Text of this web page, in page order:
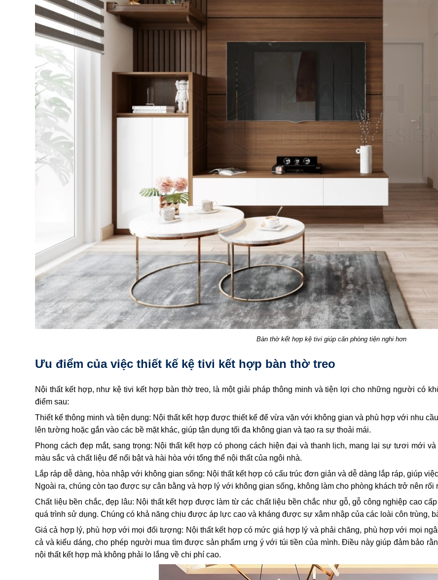
Bàn thờ kết hợp kệ tivi giúp căn phòng tiện nghi hơn
Ưu điểm của việc thiết kế kệ tivi kết hợp bàn thờ treo
Nội thất kết hợp, như kệ tivi kết hợp bàn thờ treo, là một giải pháp thông minh và tiện lợi cho những người có
điểm sau:
Thiết kế thông minh và tiện dụng: Nội thất kết hợp được thiết kế để vừa vặn với không gian và phù hợp với nhu
lên tường hoặc gắn vào các bề mặt khác, giúp tận dụng tối đa không gian và tạo ra sự thoải mái.
Phong cách đẹp mắt, sang trọng: Nội thất kết hợp có phong cách hiện đại và thanh lịch, mang lại sự tươi mới
màu sắc và chất liệu để nổi bật và hài hòa với tổng thể nội thất của ngôi nhà.
Lắp ráp dễ dàng, hòa nhập với không gian sống: Nội thất kết hợp có cấu trúc đơn giản và dễ dàng lắp ráp, giúp
Ngoài ra, chúng còn tạo được sự cân bằng và hợp lý với không gian sống, không làm cho phòng khách trở nên rối
Chất liệu bền chắc, đẹp lâu: Nội thất kết hợp được làm từ các chất liệu bền chắc như gỗ, gỗ công nghiệp cao
quá trình sử dụng. Chúng có khả năng chịu được áp lực cao và kháng được sự xâm nhập của các loài côn trùng,
Giá cả hợp lý, phù hợp với mọi đối tượng: Nội thất kết hợp có mức giá hợp lý và phải chăng, phù hợp với mọi
cả và kiểu dáng, cho phép người mua tìm được sản phẩm ưng ý với túi tiền của mình. Điều này giúp đảm bảo
nội thất kết hợp mà không phải lo lắng về chi phí cao.